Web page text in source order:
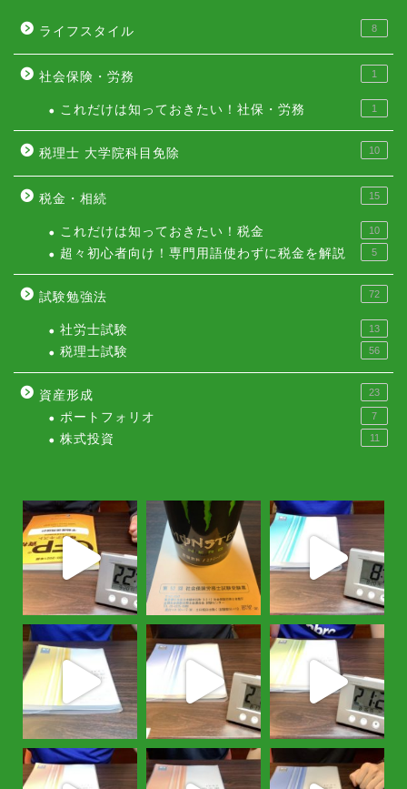
ライフスタイル 8
社会保険・労務 1
これだけは知っておきたい！社保・労務 1
税理士 大学院科目免除 10
税金・相続 15
これだけは知っておきたい！税金 10
超々初心者向け！専門用語使わずに税金を解説 5
試験勉強法 72
社労士試験 13
税理士試験 56
資産形成 23
ポートフォリオ 7
株式投資 11